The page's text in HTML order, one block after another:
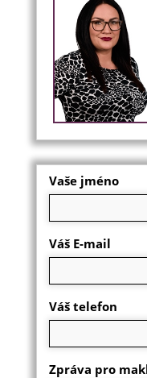
Vaše jméno
Váš E-mail
Váš telefon
Zpráva pro